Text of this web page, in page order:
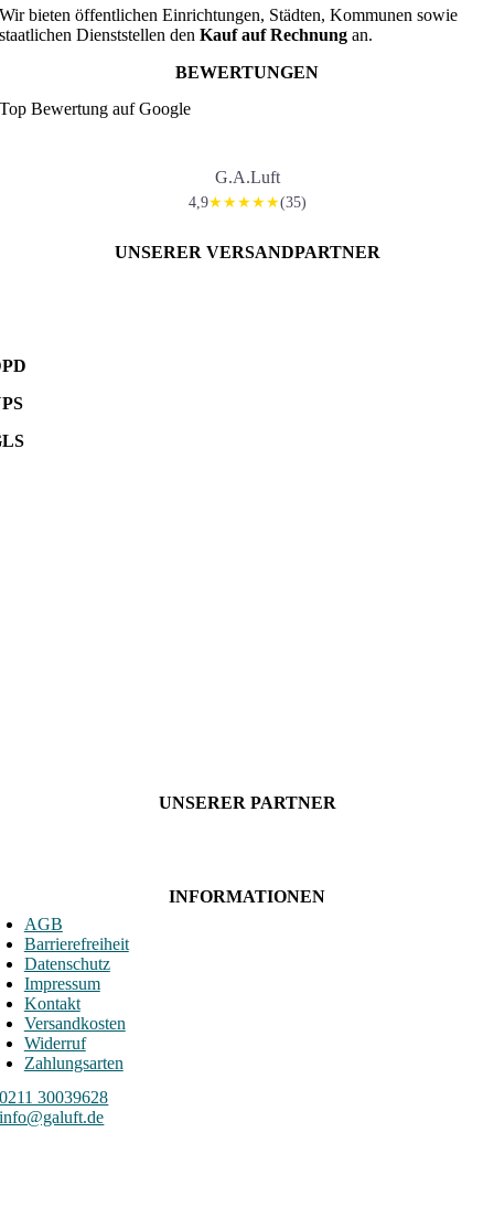
Wir bieten öffentlichen Einrichtungen, Städten, Kommunen sowie
staatlichen Dienststellen denKauf auf Rechnung an.
BEWERTUNGEN
Top Bewertung auf Google
G.A.Luft
4,9★★★★★(35)
UNSERER VERSANDPARTNER
UNSERER PARTNER
INFORMATIONEN
AGB
Barrierefreiheit
Datenschutz
Impressum
Kontakt
Versandkosten
Widerruf
Zahlungsarten
0211 30039628
info@galuft.de